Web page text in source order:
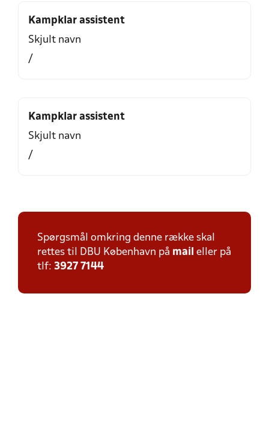
Kampklar assistent
Skjult navn
/
Kampklar assistent
Skjult navn
/
Spørgsmål omkring denne række skal
rettes til DBU København på mail eller på
tlf: 3927 7144